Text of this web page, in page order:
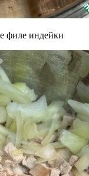
филе индейки